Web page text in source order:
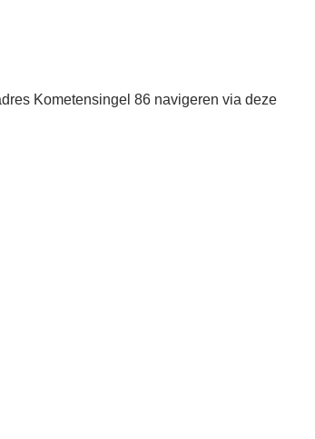
Kometensingel 86 navigeren via deze